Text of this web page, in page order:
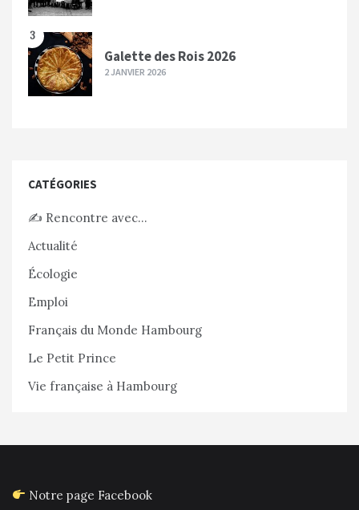
3
Galette des Rois 2026
2 JANVIER 2026
CATÉGORIES
✍️ Rencontre avec…
Actualité
Écologie
Emploi
Français du Monde Hambourg
Le Petit Prince
Vie française à Hambourg
Notre page Facebook